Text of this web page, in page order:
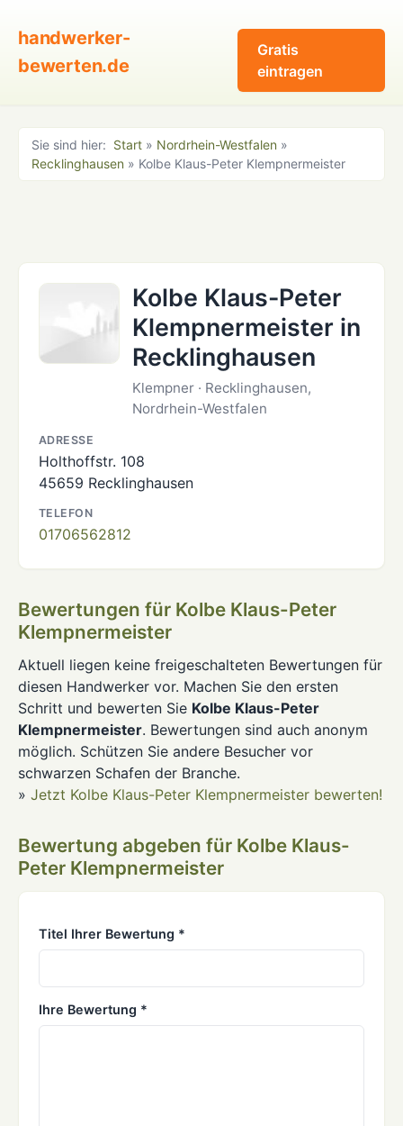
handwerker-
bewerten.de
Gratis
eintragen
Sie sind hier: Start » Nordrhein-Westfalen »
Recklinghausen » Kolbe Klaus-Peter Klempnermeister
Kolbe Klaus-Peter
Klempnermeister in
Recklinghausen
Klempner · Recklinghausen,
Nordrhein-Westfalen
ADRESSE
Holthoffstr. 108
45659 Recklinghausen
TELEFON
01706562812
Bewertungen für Kolbe Klaus-Peter
Klempnermeister
Aktuell liegen keine freigeschalteten Bewertungen für
diesen Handwerker vor. Machen Sie den ersten
Schritt und bewerten Sie Kolbe Klaus-Peter
Klempnermeister. Bewertungen sind auch anonym
möglich. Schützen Sie andere Besucher vor
schwarzen Schafen der Branche.
» Jetzt Kolbe Klaus-Peter Klempnermeister bewerten!
Bewertung abgeben für Kolbe Klaus-
Peter Klempnermeister
Titel Ihrer Bewertung *
Ihre Bewertung *